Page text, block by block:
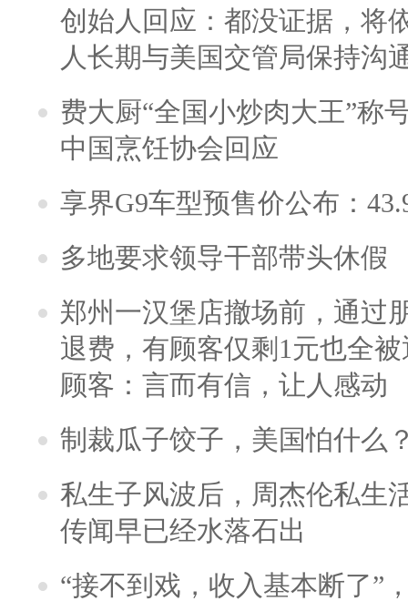
创始人回应：都没证据，将
人长期与美国交管局保持沟
费大厨“全国小炒肉大王”称
中国烹饪协会回应
享界G9车型预售价公布：
多地要求领导干部带头休假
郑州一汉堡店撤场前，通过
退费，有顾客仅剩1元也全
顾客：言而有信，让人感动
制裁瓜子饺子，美国怕什么
私生子风波后，周杰伦私生
传闻早已经水落石出
“接不到戏，收入基本断了”